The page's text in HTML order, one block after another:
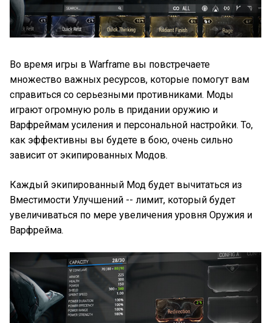
Во время игры в Warframe вы повстречаете
множество важных ресурсов, которые помогут вам
справиться со серьезными противниками. Моды
играют огромную роль в придании оружию и
Варфреймам усиления и персональной настройки. То,
как эффективны вы будете в бою, очень сильно
зависит от экипированных Модов.
Каждый экипированный Мод будет вычитаться из
Вместимости Улучшений -- лимит, который будет
увеличиваться по мере увеличения уровня Оружия и
Варфрейма.